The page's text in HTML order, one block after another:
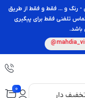
- رنگ و ... فقط و فقط از طریق
تماس تلفنی فقط برای پیگیری
0